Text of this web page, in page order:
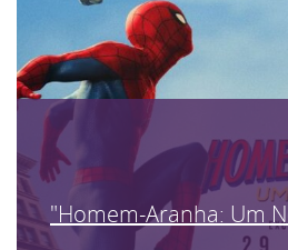
"Homem-Aranha: Um